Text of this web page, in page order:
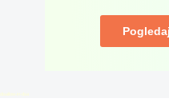
disallow-in-dsa